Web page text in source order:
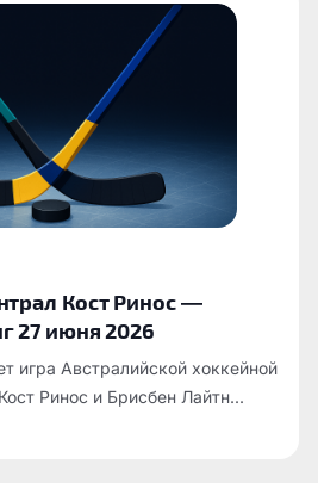
Кост Ринос —
27 июня 2026
игра Австралийской хоккейной
Ринос и Брисбен Лайтн...